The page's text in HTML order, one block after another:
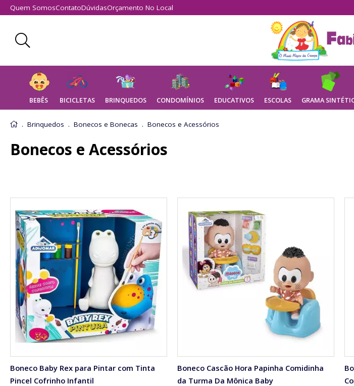
Quem SomosContatoDúvidasOrçamento No Local
BEBÊS BICICLETAS BRINQUEDOS CONDOMÍNIOS EDUCATIVOS ESCOLAS GRAMA
Brinquedos Bonecos e Bonecas Bonecos e Acessórios
Bonecos e Acessórios
Boneco Baby Rex para Pintar com Tinta
Pincel Cofrinho Infantil
Boneco Cascão Hora Papinha Comidinha
da Turma Da Mônica Baby